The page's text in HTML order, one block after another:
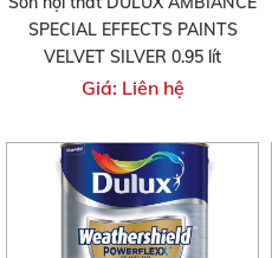
SPECIAL EFFECTS PAINTS
VELVET SILVER 0.95 lít
Giá: Liên hệ